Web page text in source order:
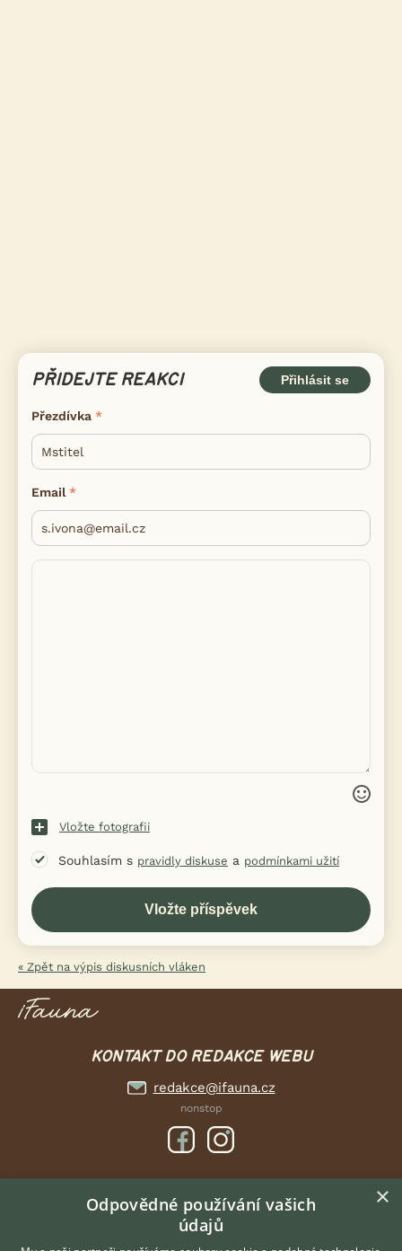
PŘIDEJTE REAKCI Přihlásit se
Přezdívka
Email
Vložte fotografii
Souhlasím s pravidly diskuse a podmínkami užití
« Zpět na výpis diskusních vláken
KONTAKT DO REDAKCE WEBU
redakce@ifauna.cz
nonstop
DOMOVSKÁ STRÁNKA
INZERCE
DISKUSE
×
Odpovědné používání vašich
údajů